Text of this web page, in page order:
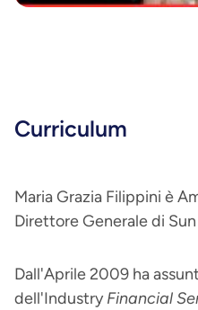
Curriculum
Maria Grazia Filippini è
Direttore Generale di
Dall'Aprile 2009 ha
dell'Industry Financial